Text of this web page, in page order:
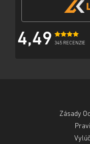
4,49 345 RECENZIE
Zásady